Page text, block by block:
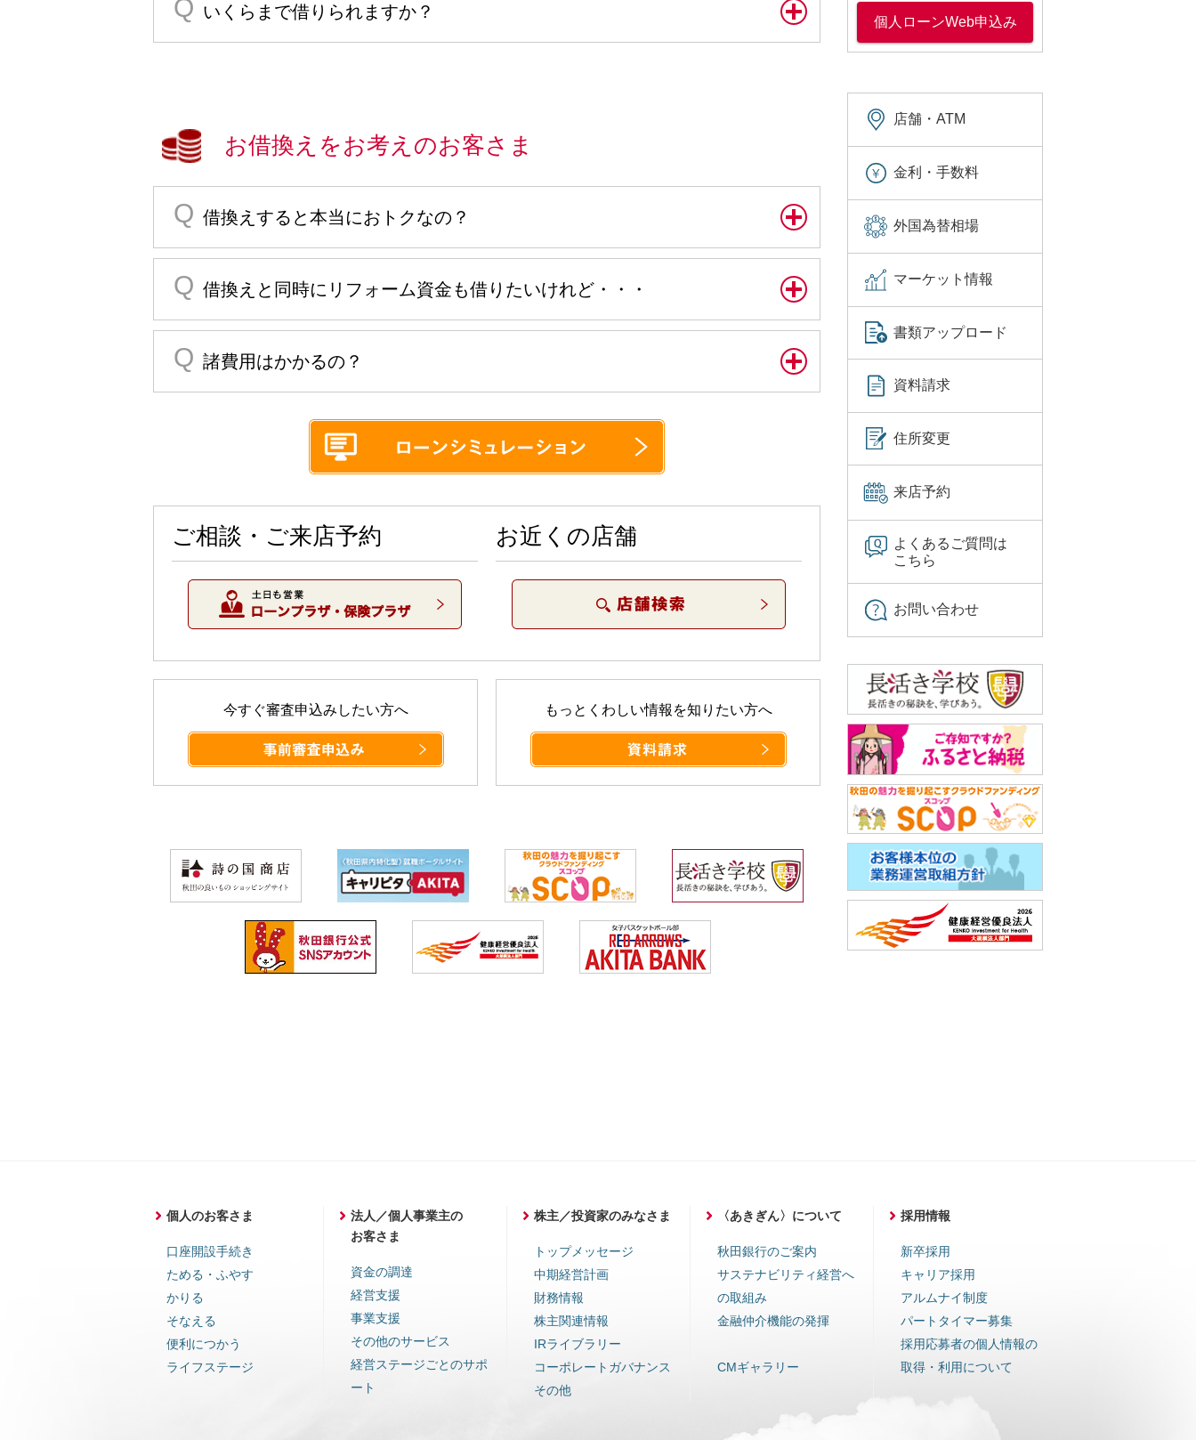
いくらまで借りられますか？
お借換えをお考えのお客さま
借換えすると本当におトクなの？
借換えと同時にリフォーム資金も借りたいけれど・・・
諸費用はかかるの？
ご相談・ご来店予約 お近くの店舗
今すぐ審査申込みしたい方へ もっとくわしい情報を知りたい方へ
個人ローンWeb申込み
店舗・ATM
金利・手数料
外国為替相場
マーケット情報
書類アップロード
資料請求
住所変更
来店予約
よくあるご質問は
こちら
お問い合わせ
個人のお客さま
口座開設手続き
ためる・ふやす
かりる
そなえる
便利につかう
ライフステージ
法人／個人事業主の
お客さま
資金の調達
経営支援
事業支援
その他のサービス
経営ステージごとのサポ
ート
株主／投資家のみなさま
トップメッセージ
中期経営計画
財務情報
株主関連情報
IRライブラリー
コーポレートガバナンス
その他
〈あきぎん〉について
秋田銀行のご案内
サステナビリティ経営へ
の取組み
金融仲介機能の発揮
CMギャラリー
採用情報
新卒採用
キャリア採用
アルムナイ制度
パートタイマー募集
採用応募者の個人情報の
取得・利用について